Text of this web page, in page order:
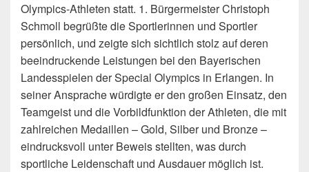
Olympics-Athleten statt. 1. Bürgermeister Christoph
Schmoll begrüßte die Sportlerinnen und Sportler
persönlich, und zeigte sich sichtlich stolz auf deren
beeindruckende Leistungen bei den Bayerischen
Landesspielen der Special Olympics in Erlangen. In
seiner Ansprache würdigte er den großen Einsatz, den
Teamgeist und die Vorbildfunktion der Athleten, die mit
zahlreichen Medaillen – Gold, Silber und Bronze –
eindrucksvoll unter Beweis stellten, was durch
sportliche Leidenschaft und Ausdauer möglich ist.